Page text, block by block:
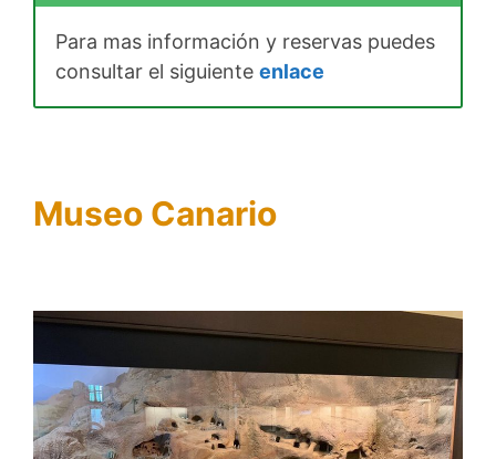
Para mas información y reservas puedes
consultar el siguiente enlace
Museo Canario